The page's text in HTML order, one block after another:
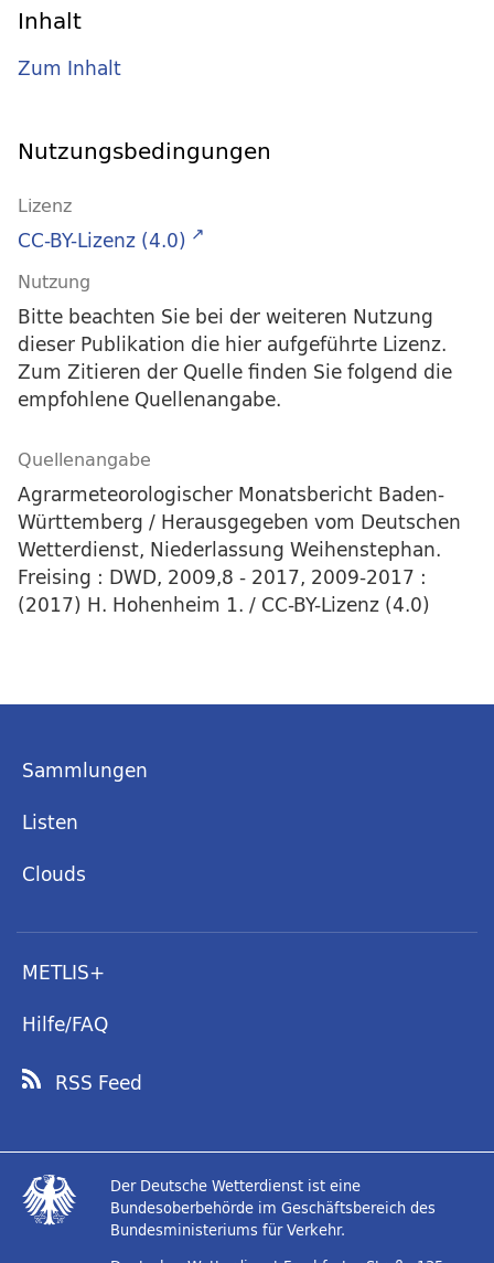
Inhalt
Zum Inhalt
Nutzungsbedingungen
Lizenz
CC-BY-Lizenz (4.0)
Nutzung
Bitte beachten Sie bei der weiteren Nutzung
dieser Publikation die hier aufgeführte Lizenz.
Zum Zitieren der Quelle finden Sie folgend die
empfohlene Quellenangabe.
Quellenangabe
Agrarmeteorologischer Monatsbericht Baden-
Württemberg / Herausgegeben vom Deutschen
Wetterdienst, Niederlassung Weihenstephan.
Freising : DWD, 2009,8 - 2017, 2009-2017 :
(2017) H. Hohenheim 1. / CC-BY-Lizenz (4.0)
Sammlungen
Listen
Clouds
METLIS+
Hilfe/FAQ
RSS Feed
Der Deutsche Wetterdienst ist eine
Bundesoberbehörde im Geschäftsbereich des
Bundesministeriums für Verkehr.